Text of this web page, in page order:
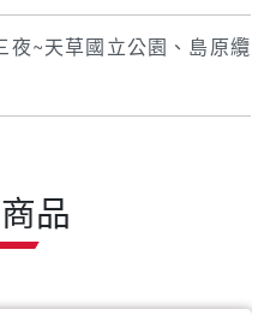
夜~天草國立公園、島原纜
品